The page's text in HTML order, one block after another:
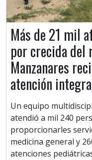
Más de 21 mil
por crecida del
Manzanares
atención
Un equipo
atendió a mil 240
proporcionarles
medicina general y
atenciones